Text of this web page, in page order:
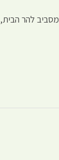
להר הבית,